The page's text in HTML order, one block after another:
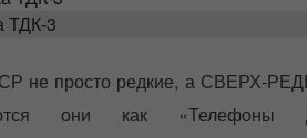
ТДК-3
не просто редкие, а СВЕРХ-
они как «Телефоны